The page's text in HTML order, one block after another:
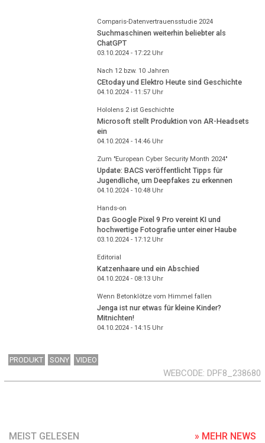
Comparis-Datenvertrauensstudie 2024
Suchmaschinen weiterhin beliebter als
ChatGPT
03.10.2024 - 17:22Uhr
Nach 12 bzw. 10 Jahren
CEtoday und Elektro Heute sind Geschichte
04.10.2024 - 11:57Uhr
Hololens 2 ist Geschichte
Microsoft stellt Produktion von AR-Headsets
ein
04.10.2024 - 14:46Uhr
Zum "European Cyber Security Month 2024"
Update: BACS veröffentlicht Tipps für
Jugendliche, um Deepfakes zu erkennen
04.10.2024 - 10:48Uhr
Hands-on
Das Google Pixel 9 Pro vereint KI und
hochwertige Fotografie unter einer Haube
03.10.2024 - 17:12Uhr
Editorial
Katzenhaare und ein Abschied
04.10.2024 - 08:13Uhr
Wenn Betonklötze vom Himmel fallen
Jenga ist nur etwas für kleine Kinder?
Mitnichten!
04.10.2024 - 14:15Uhr
PRODUKT SONY VIDEO
WEBCODE DPF8_238680
MEIST GELESEN » MEHR NEWS